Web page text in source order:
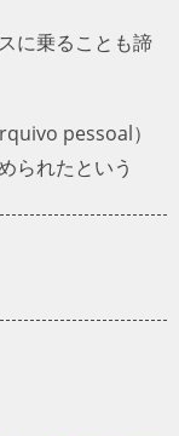
に乗ることも諦
pessoal）
られたという